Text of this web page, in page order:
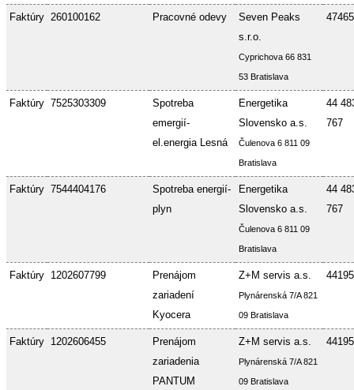
Faktúry 260100162 Pracovné odevy
Seven Peaks
s.r.o.
Cyprichova 66 831
53 Bratislava
Faktúry 7525303309
Spotreba
emergií-
el.energia Lesná
Energetika
Slovensko a.s.
Čulenova 6 811 09
Bratislava
44
767
Faktúry 7544404176
Spotreba energií-
plyn
Energetika
Slovensko a.s.
Čulenova 6 811 09
Bratislava
44
767
Faktúry 1202607799
Prenájom
zariadení
Kyocera
Z+M servis a.s.
Plynárenská 7/A 821
09 Bratislava
Faktúry 1202606455
Prenájom
zariadenia
PANTUM
Z+M servis a.s.
Plynárenská 7/A 821
09 Bratislava